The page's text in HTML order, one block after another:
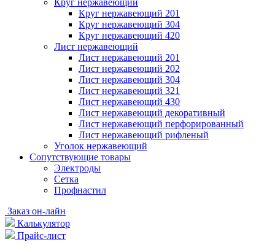
Круг нержавеющий 201
Круг нержавеющий 304
Круг нержавеющий 420
Лист нержавеющий
Лист нержавеющий 201
Лист нержавеющий 202
Лист нержавеющий 304
Лист нержавеющий 321
Лист нержавеющий 430
Лист нержавеющий декоративный
Лист нержавеющий перфорированный
Лист нержавеющий рифленый
Уголок нержавеющий
Cопутствующие товары
Электроды
Сетка
Профнастил
Заказ он-лайн
Калькулятор
Прайс-лист